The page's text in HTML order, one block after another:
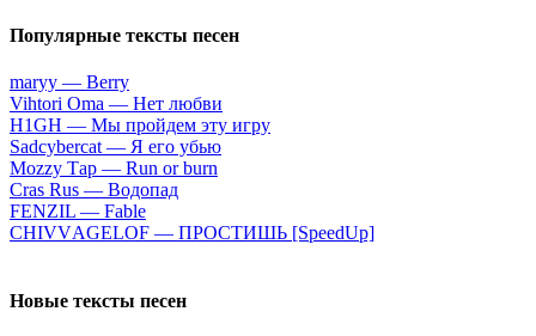
Популярные тексты песен
​maryy — Berry
Vihtоri Оmа — Heт любви
H1GH — Мы пройдем эту игру
Sаdсybеrсаt — Я eгo убью
Моzzy Тар — Run оr burn
Сrаs Rus — Вoдoпaд
FЕNZIL — Fаblе
СНIVVАGЕLОF — ПPOCTИШЬ [SрееdUр]
Новые тексты песен